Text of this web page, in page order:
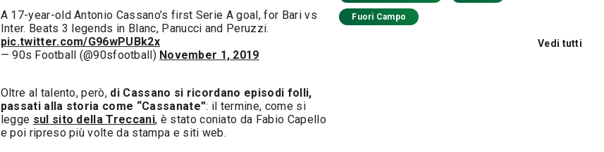
A 17-year-old Antonio Cassano’s first Serie A goal, for Bari vs
Inter. Beats 3 legends in Blanc, Panucci and Peruzzi.
pic.twitter.com/G96wPUBk2x
— 90s Football (@90sfootball) November 1, 2019
Oltre al talento, però, di Cassano si ricordano episodi folli,
passati alla storia come “Cassanate”: il termine, come si
legge sul sito della Treccani, è stato coniato da Fabio Capello
e poi ripreso più volte da stampa e siti web.
Fuori Campo
Vedi tutti